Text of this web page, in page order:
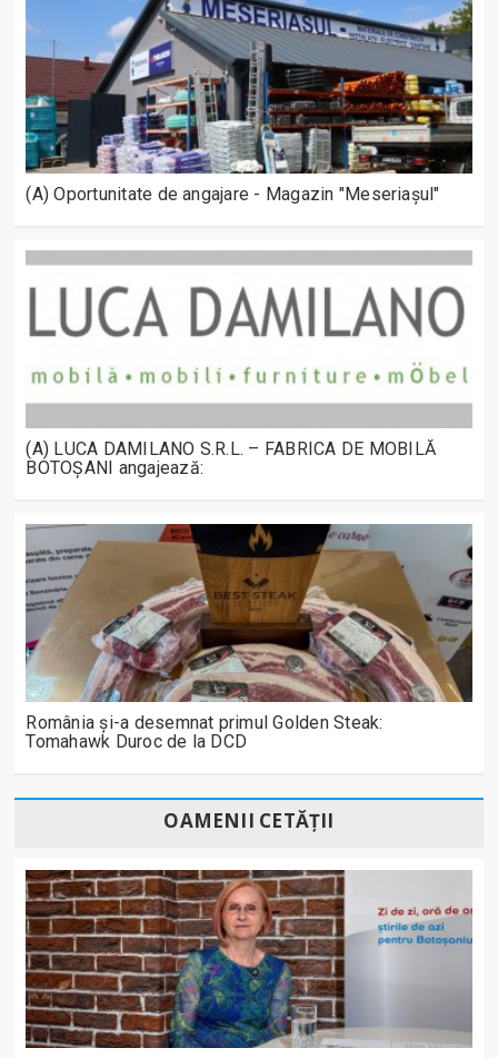
(A) Oportunitate de angajare - Magazin "Meseriașul"
(A) LUCA DAMILANO S.R.L. – FABRICA DE MOBILĂ
BOTOȘANI angajează:
România și-a desemnat primul Golden Steak:
Tomahawk Duroc de la DCD
OAMENII CETĂȚII